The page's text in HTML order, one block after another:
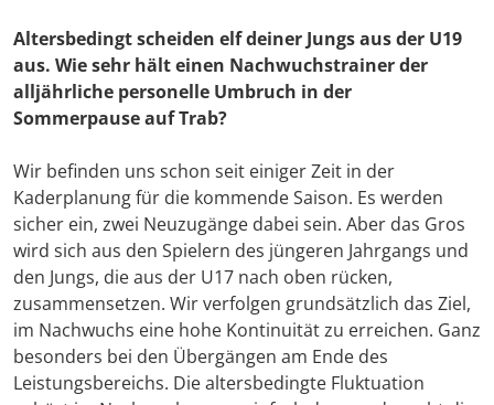
Altersbedingt scheiden elf deiner Jungs aus der U19
aus. Wie sehr hält einen Nachwuchstrainer der
alljährliche personelle Umbruch in der
Sommerpause auf Trab?
Wir befinden uns schon seit einiger Zeit in der
Kaderplanung für die kommende Saison. Es werden
sicher ein, zwei Neuzugänge dabei sein. Aber das Gros
wird sich aus den Spielern des jüngeren Jahrgangs und
den Jungs, die aus der U17 nach oben rücken,
zusammensetzen. Wir verfolgen grundsätzlich das Ziel,
im Nachwuchs eine hohe Kontinuität zu erreichen. Ganz
besonders bei den Übergängen am Ende des
Leistungsbereichs. Die altersbedingte Fluktuation